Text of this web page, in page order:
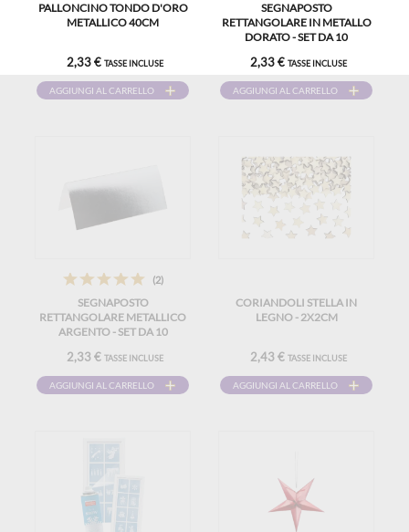
PALLONCINO TONDO D'ORO
METALLICO 40CM
2,33 € TASSE INCLUSE
AGGIUNGI AL CARRELLO
SEGNAPOSTO
RETTANGOLARE IN METALLO
DORATO - SET DA 10
2,33 € TASSE INCLUSE
AGGIUNGI AL CARRELLO
(2)
SEGNAPOSTO
RETTANGOLARE METALLICO
ARGENTO - SET DA 10
2,33 € TASSE INCLUSE
AGGIUNGI AL CARRELLO
CORIANDOLI STELLA IN
LEGNO - 2X2CM
2,43 € TASSE INCLUSE
AGGIUNGI AL CARRELLO